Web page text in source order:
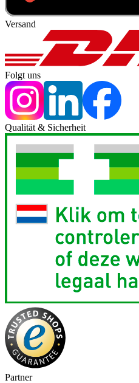
Versand
Folgt uns
Qualität & Sicherheit
Partner